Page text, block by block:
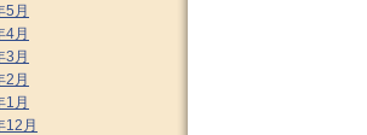
5月
4月
3月
2月
1月
12月